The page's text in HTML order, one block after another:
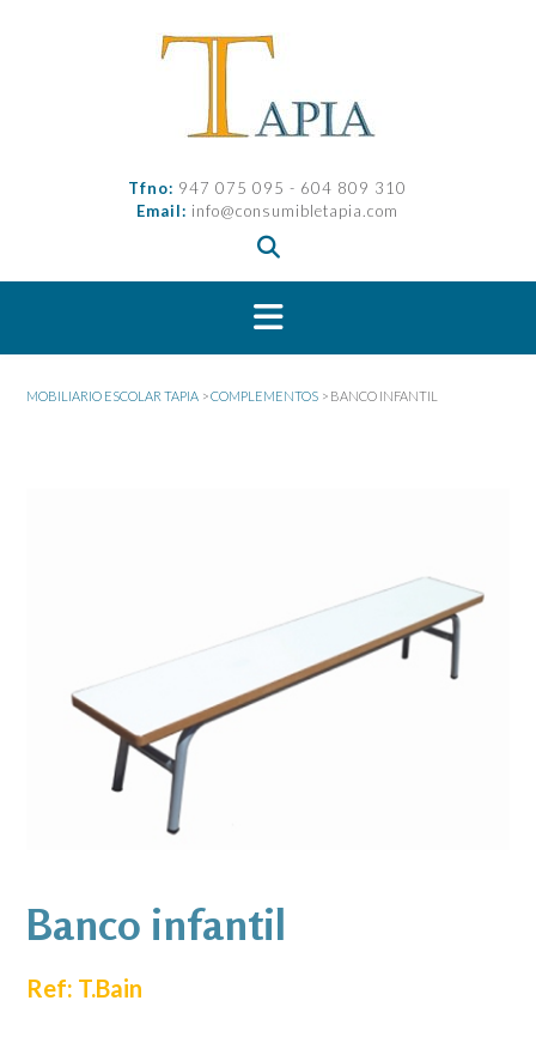
Tfno: 947 075 095 - 604 809 310
Email: info@consumibletapia.com
MOBILIARIO ESCOLAR TAPIA >COMPLEMENTOS > BANCO INFANTIL
Banco infantil
Ref: T.Bain